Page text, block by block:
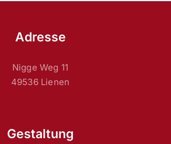
Adresse
Nigge Weg 11
49536 Lienen
Gestaltung